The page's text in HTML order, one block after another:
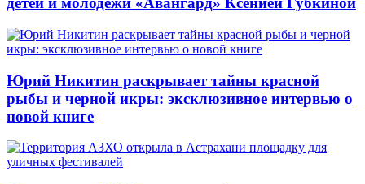
Юрий Никитин раскрывает тайны красной
рыбы и черной икры: эксклюзивное интервью о
новой книге